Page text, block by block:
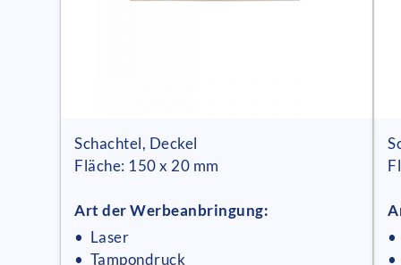
Schachtel, Deckel
Fläche: 150 x 20 mm
Art der Werbeanbringung:
• Laser
• Tampondruck
•
•